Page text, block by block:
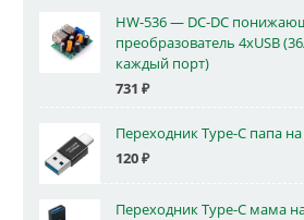
HW-536 — DC-DC
преобразователь 4xUSB
каждый порт)
731 ₽
Переходник Type-C папа на
120₽
Переходник Type-C мама